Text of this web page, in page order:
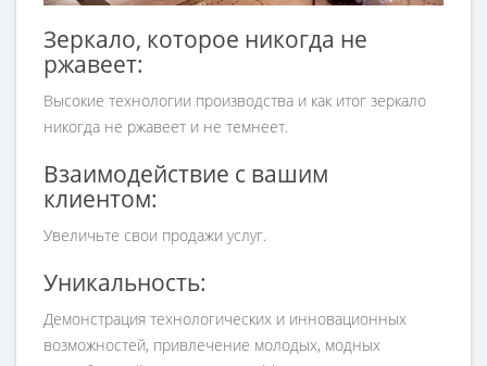
Зеркало, которое никогда не
ржавеет:
Высокие технологии производства и как итог зеркало
никогда не ржавеет и не темнеет.
Взаимодействие с вашим
клиентом:
Увеличьте свои продажи услуг.
Уникальность:
Демонстрация технологических и инновационных
возможностей, привлечение молодых, модных